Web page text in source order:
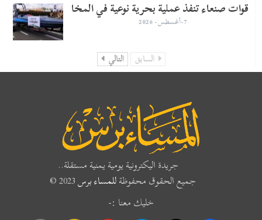
قوات صنعاء تنفذ عملية بحرية نوعية في المخا
7-أغسطس- 2026
السابق التالي
جريدة اليكترونية يومية يمنية مستقلة..
جميع الحقوق محفوظةللمساء برس
خليك معنا :-